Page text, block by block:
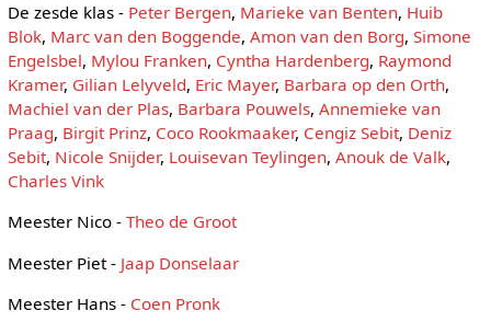
De zesde klas - Peter Bergen, Marieke van Benten, Huib
Blok, Marc van den Boggende, Amon van den Borg, Simone
Engelsbel, Mylou Franken, Cyntha Hardenberg, Raymond
Kramer, Gilian Lelyveld, Eric Mayer, Barbara op den Orth,
Machiel van der Plas, Barbara Pouwels, Annemieke van
Praag, Birgit Prinz, Coco Rookmaaker, Cengiz Sebit, Deniz
Sebit, Nicole Snijder, Louisevan Teylingen, Anouk de Valk,
Charles Vink
Meester Nico - Theo de Groot
Meester Piet - Jaap Donselaar
Meester Hans - Coen Pronk